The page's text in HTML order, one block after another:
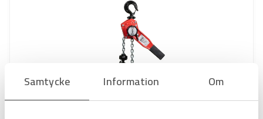
Samtycke Information Om